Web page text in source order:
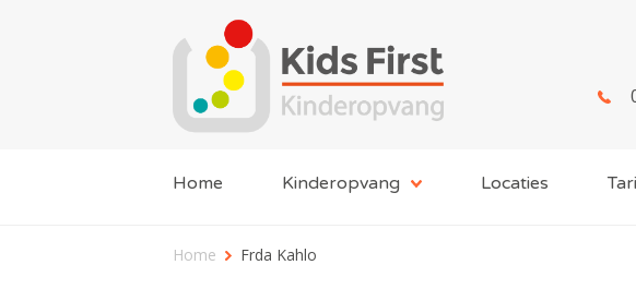
Home Kinderopvang Locaties
Home Frda Kahlo